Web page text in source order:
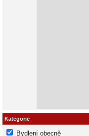
Kategorie
Bydlení obecně